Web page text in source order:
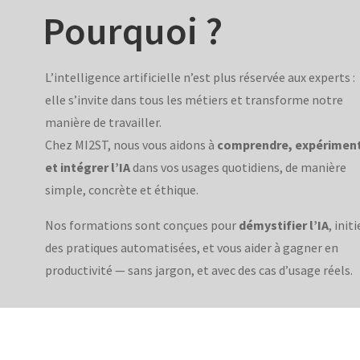
Pourquoi ?
L’intelligence artificielle n’est plus réservée aux experts :
elle s’invite dans tous les métiers et transforme notre
manière de travailler.
Chez MI2ST, nous vous aidons à comprendre,
et intégrer l’IAdans vos usages quotidiens, de manière
simple, concrète et éthique.
Nos formations sont conçues pour démystifier l’IA,
des pratiques automatisées, et vous aider à gagner en
productivité — sans jargon, et avec des cas d’usage réels.